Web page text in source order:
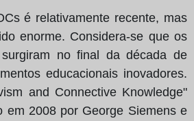
é relativamente recente, mas
enorme. Considera-se que os
no final da década de
educacionais inovadores.
and Connective Knowledge"
em 2008 por George Siemens e